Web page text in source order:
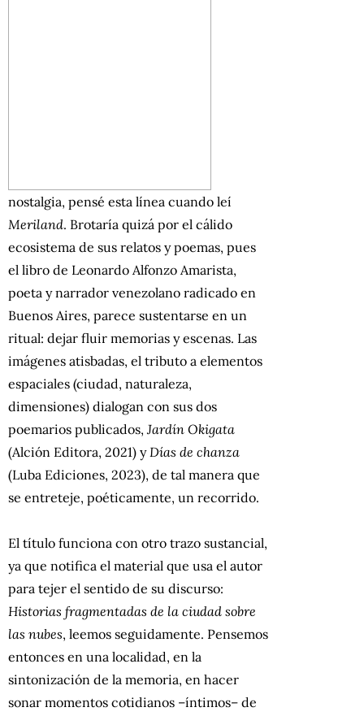
nostalgia, pensé esta línea cuando leí
Meriland. Brotaría quizá por el cálido
ecosistema de sus relatos y poemas, pues
el libro de Leonardo Alfonzo Amarista,
poeta y narrador venezolano radicado en
Buenos Aires, parece sustentarse en un
ritual: dejar fluir memorias y escenas. Las
imágenes atisbadas, el tributo a elementos
espaciales (ciudad, naturaleza,
dimensiones) dialogan con sus dos
poemarios publicados,Jardín Okigata
(Alción Editora, 2021) yDías de chanza
(Luba Ediciones, 2023), de tal manera que
se entreteje, poéticamente, un recorrido.
El título funciona con otro trazo sustancial,
ya que notifica el material que usa el autor
para tejer el sentido de su discurso:
Historias fragmentadas de la ciudad sobre
las nubes, leemos seguidamente. Pensemos
entonces en una localidad, en la
sintonización de la memoria, en hacer
sonar momentos cotidianos –íntimos– de